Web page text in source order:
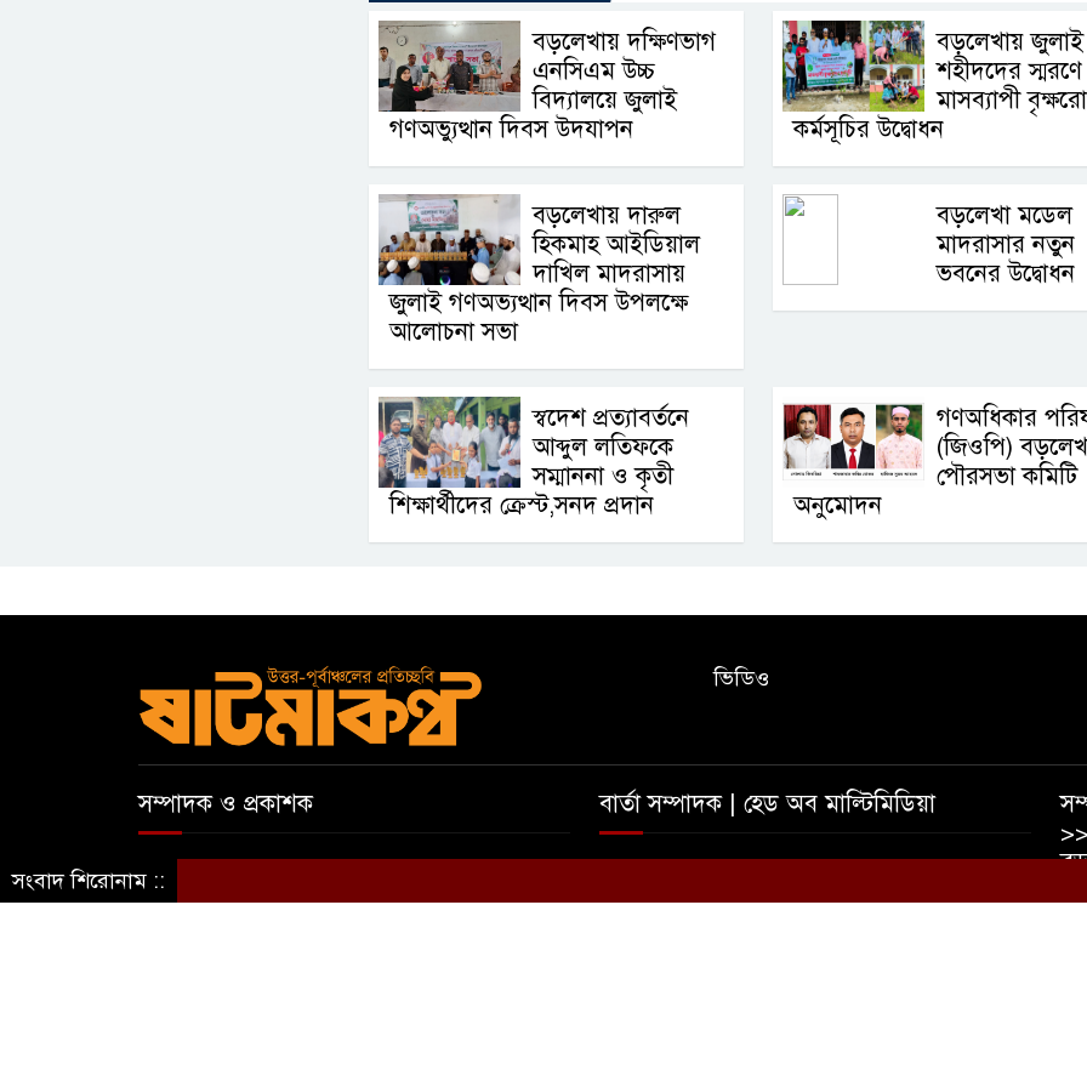
বড়লেখায় দক্ষিণভাগ
এনসিএম উচ্চ
বিদ্যালয়ে জুলাই
গণঅভ্যুত্থান দিবস উদযাপন
বড়লেখায় জুলাই
শহীদদের স্মরণে
মাসব্যাপী
কর্মসূচির উদ্বোধন
বড়লেখায় দারুল
হিকমাহ আইডিয়াল
দাখিল মাদরাসায়
জুলাই গণঅভ্যত্থান দিবস উপলক্ষে
আলোচনা সভা
বড়লেখা মডেল
মাদরাসার নতুন
ভবনের উদ্বোধন
স্বদেশ প্রত্যাবর্তনে
আব্দুল লতিফকে
সম্মাননা ও কৃতী
শিক্ষার্থীদের ক্রেস্ট,সনদ প্রদান
গণঅধিকার
(জিওপি)
পৌরসভা কমিটি
অনুমোদন
ভিডিও
সম্পাদক ও প্রকাশক
আবুল কাসেম
বার্তা সম্পাদক | হেড অব মাল্টিমিডিয়া
সংবাদ শিরোনাম ::